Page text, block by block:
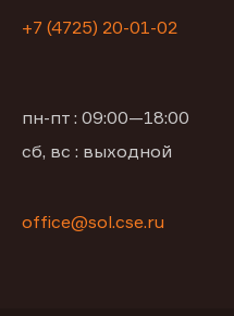
+7 (4725) 20-01-02
пн-пт : 09:00—18:00
сб, вс : выходной
office@sol.cse.ru